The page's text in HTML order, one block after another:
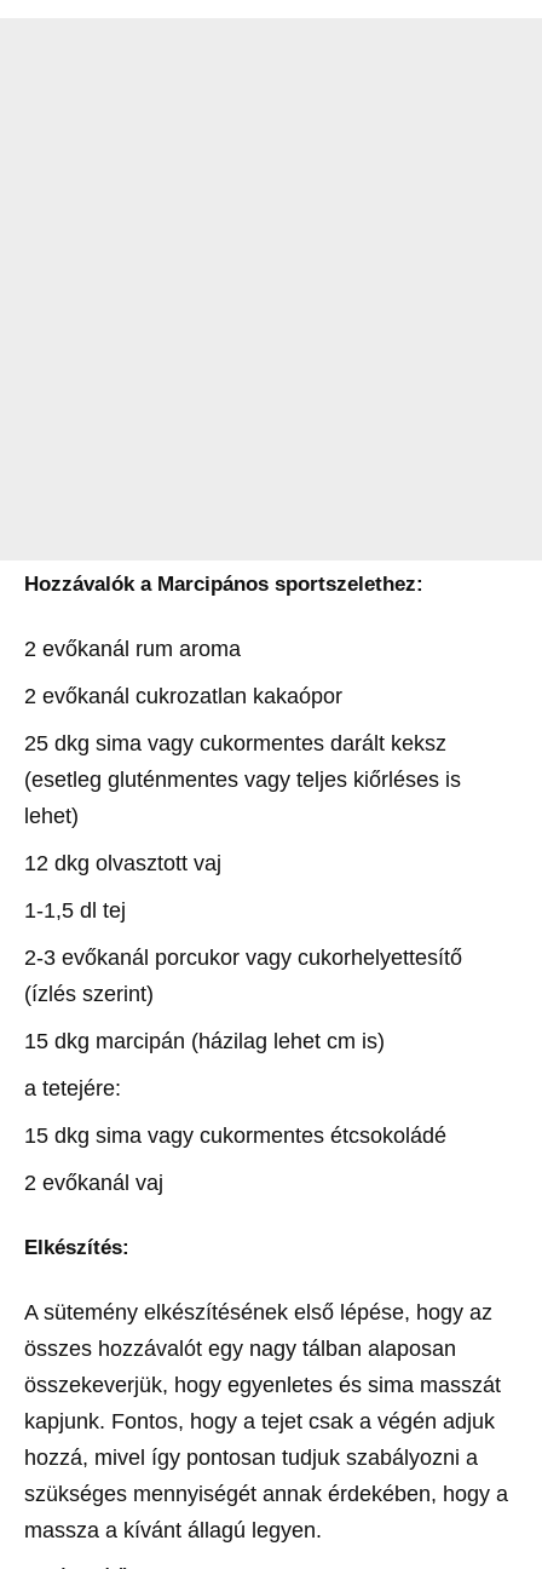
Hozzávalók a Marcipános sportszelethez:
2 evőkanál rum aroma
2 evőkanál cukrozatlan kakaópor
25 dkg sima vagy cukormentes darált keksz
(esetleg gluténmentes vagy teljes kiőrléses is
lehet)
12 dkg olvasztott vaj
1-1,5 dl tej
2-3 evőkanál porcukor vagy cukorhelyettesítő
(ízlés szerint)
15 dkg marcipán (házilag lehet cm is)
a tetejére:
15 dkg sima vagy cukormentes étcsokoládé
2 evőkanál vaj
Elkészítés:
A sütemény elkészítésének első lépése, hogy az
összes hozzávalót egy nagy tálban alaposan
összekeverjük, hogy egyenletes és sima masszát
kapjunk. Fontos, hogy a tejet csak a végén adjuk
hozzá, mivel így pontosan tudjuk szabályozni a
szükséges mennyiségét annak érdekében, hogy a
massza a kívánt állagú legyen.